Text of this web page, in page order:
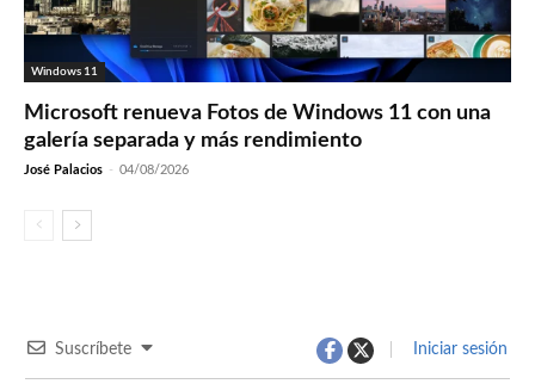
Windows 11
Microsoft renueva Fotos de Windows 11 con una
galería separada y más rendimiento
José Palacios - 04/08/2026
Suscríbete Iniciar sesión